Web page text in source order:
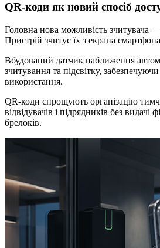
QR-коди як новий спосіб
Головна нова можливість зчитувача
Пристрій зчитує їх з екрана
Вбудований датчик наближення
зчитування та підсвітку,
використання.
QR-коди спрощують організацію
відвідувачів і підрядників без видачі
брелоків.